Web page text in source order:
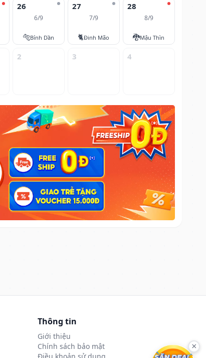
26
6/9
🐅Bính Dần
27
7/9
🐈Đinh Mão
28
8/9
🐉Mậu Thìn
2 3 4
Thông tin
Giới thiệu
Chính sách bảo mật
Điều khoản sử dụng
×